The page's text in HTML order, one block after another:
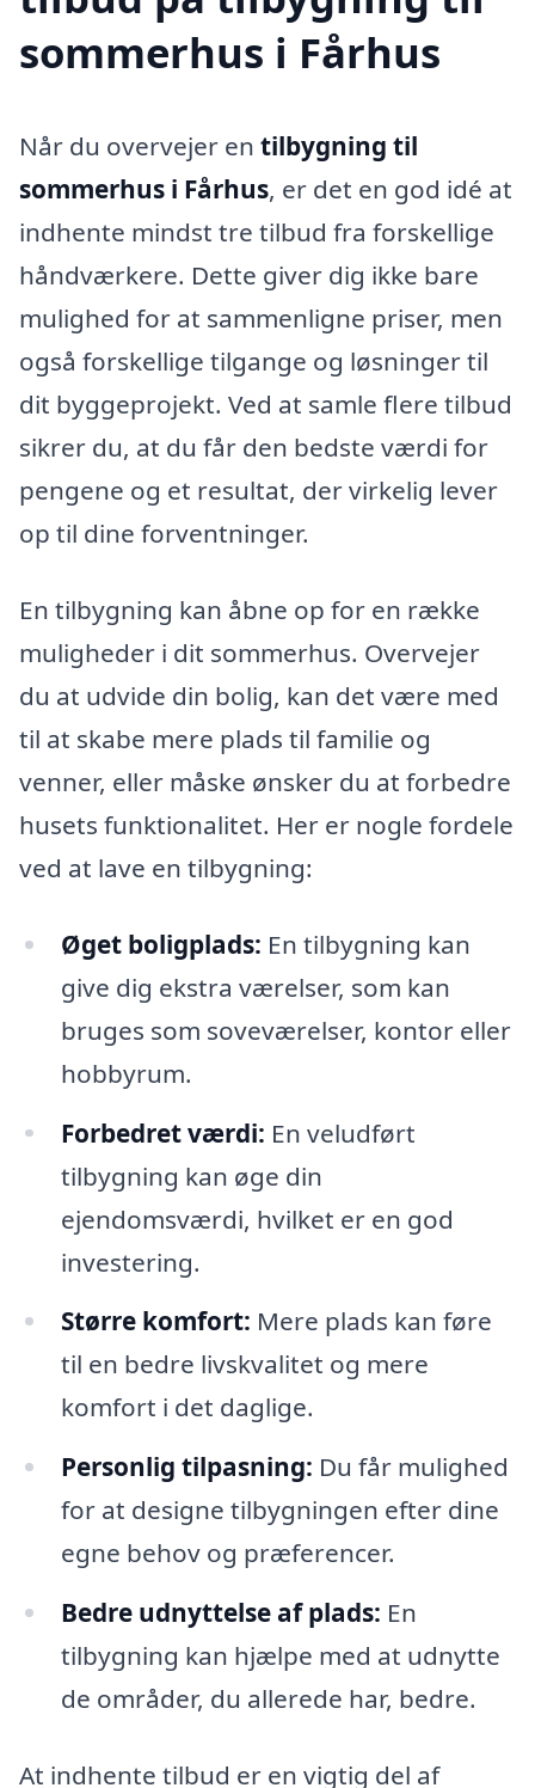
sommerhus i Fårhus
Når du overvejer en tilbygning til
sommerhus i Fårhus, er det en god idé at
indhente mindst tre tilbud fra forskellige
håndværkere. Dette giver dig ikke bare
mulighed for at sammenligne priser, men
også forskellige tilgange og løsninger til
dit byggeprojekt. Ved at samle flere tilbud
sikrer du, at du får den bedste værdi for
pengene og et resultat, der virkelig lever
op til dine forventninger.
En tilbygning kan åbne op for en række
muligheder i dit sommerhus. Overvejer
du at udvide din bolig, kan det være med
til at skabe mere plads til familie og
venner, eller måske ønsker du at forbedre
husets funktionalitet. Her er nogle fordele
ved at lave en tilbygning:
Øget boligplads: En tilbygning kan
give dig ekstra værelser, som kan
bruges som soveværelser, kontor eller
hobbyrum.
Forbedret værdi: En veludført
tilbygning kan øge din
ejendomsværdi, hvilket er en god
investering.
Større komfort: Mere plads kan føre
til en bedre livskvalitet og mere
komfort i det daglige.
Personlig tilpasning: Du får mulighed
for at designe tilbygningen efter dine
egne behov og præferencer.
Bedre udnyttelse af plads: En
tilbygning kan hjælpe med at udnytte
de områder, du allerede har, bedre.
At indhente tilbud er en vigtig del af